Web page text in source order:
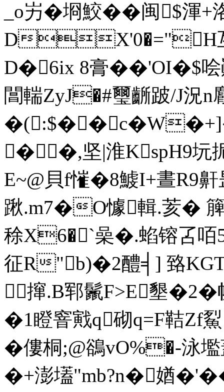
_o屴�埛鮫�� 闽$渾+
DX'0�="H亙
D�6ix 8膏��'OI�$
閶輲ZyJ�#璽齭跛/J況
��,坚|淮KspH9坃
E~@貝f慛�8鰬I+晝R9
踿.m7�O懅輯.荄�
稌X6�`喿�.蜭镕叾
征R"b)�2醴╡] 臵
 撺.B郓鬛F>E墾�2�
�1瞪窨戭q砌q=F鞊
�僂桐;@鵒vO%�-泳
�+澎壒"mb?n�媨